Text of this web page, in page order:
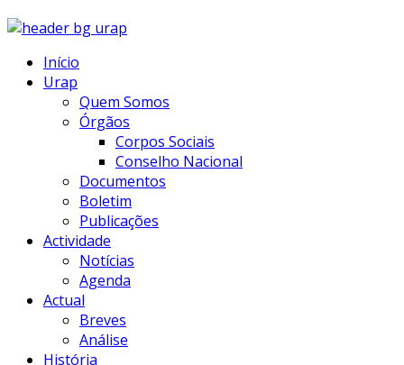
Início
Urap
Quem Somos
Órgãos
Corpos Sociais
Conselho Nacional
Documentos
Boletim
Publicações
Actividade
Notícias
Agenda
Actual
Breves
Análise
História